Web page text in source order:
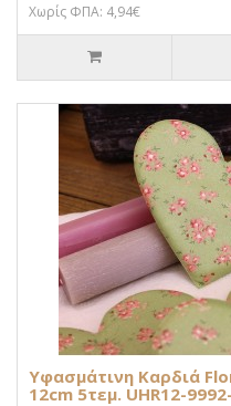
Χωρίς ΦΠΑ: 4,94€
Υφασμάτινη Καρδιά
12cm 5τεμ. UHR12-